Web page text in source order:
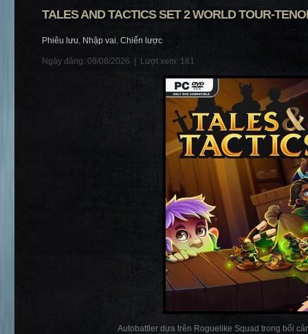
TALES AND TACTICS SET 2 WORLD TOUR-
Phiêu lưu, Nhập vai, Chiến lược
Ngày đăng: 08/08/2026 | Lượt xem: 181
Autobattler dựa trên Roguelike Squad trong bối